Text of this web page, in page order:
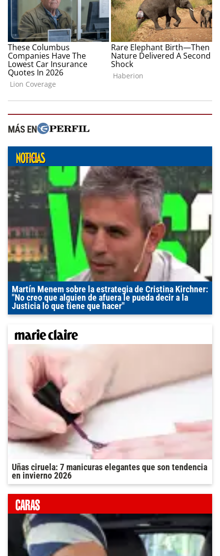
MÁS EN
Martín Menem sobre la estrategia de Cristina Kirchner:
"No creo que alguien de afuera le pueda decir a la
Justicia lo que tiene que hacer"
Uñas ciruela: 7 manicuras elegantes que son tendencia
en invierno 2026